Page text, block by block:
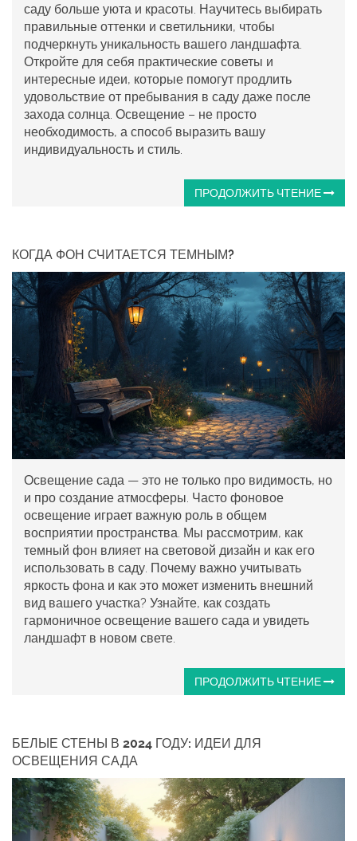
саду больше уюта и красоты. Научитесь выбирать
правильные оттенки и светильники, чтобы
подчеркнуть уникальность вашего ландшафта.
Откройте для себя практические советы и
интересные идеи, которые помогут продлить
удовольствие от пребывания в саду даже после
захода солнца. Освещение – не просто
необходимость, а способ выразить вашу
индивидуальность и стиль.
ПРОДОЛЖИТЬ ЧТЕНИЕ
КОГДА ФОН СЧИТАЕТСЯ ТЕМНЫМ?
Освещение сада — это не только про видимость, но
и про создание атмосферы. Часто фоновое
освещение играет важную роль в общем
восприятии пространства. Мы рассмотрим, как
темный фон влияет на световой дизайн и как его
использовать в саду. Почему важно учитывать
яркость фона и как это может изменить внешний
вид вашего участка? Узнайте, как создать
гармоничное освещение вашего сада и увидеть
ландшафт в новом свете.
ПРОДОЛЖИТЬ ЧТЕНИЕ
БЕЛЫЕ СТЕНЫ В 2024 ГОДУ: ИДЕИ ДЛЯ
ОСВЕЩЕНИЯ САДА